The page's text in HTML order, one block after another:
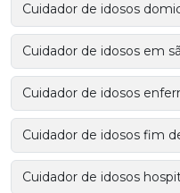
Cuidador de idosos
Cuidador de idosos em
Cuidador de idosos
Cuidador de idosos fim
Cuidador de idosos